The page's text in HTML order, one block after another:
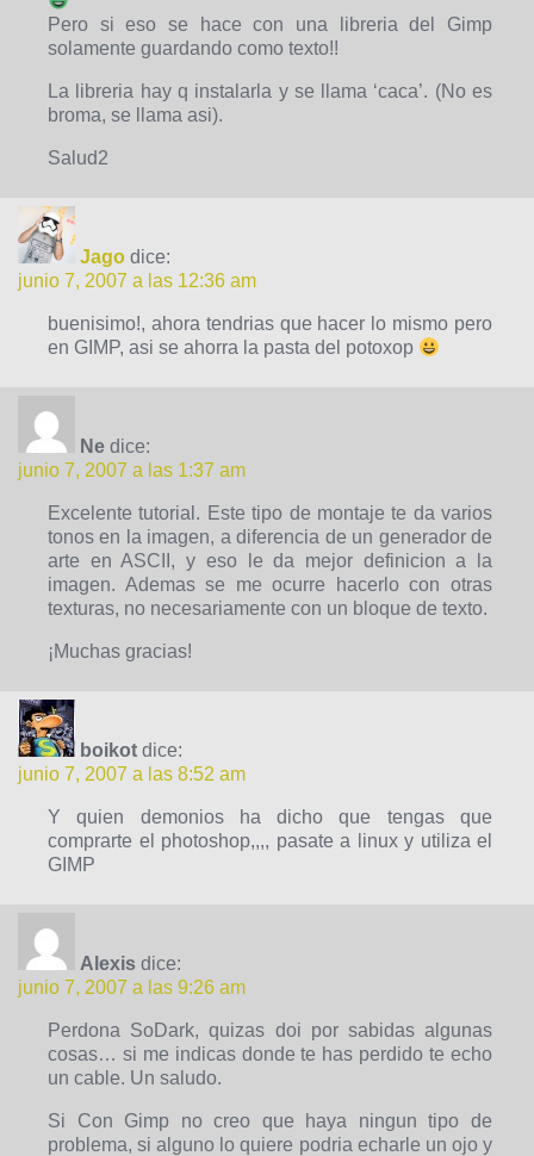
Pero si eso se hace con una libreria del Gimp
solamente guardando como texto!!
La libreria hay q instalarla y se llama ‘caca’. (No es
broma, se llama asi).
Salud2
Jago dice:
junio 7, 2007 a las 12:36 am
buenisimo!, ahora tendrias que hacer lo mismo pero
en GIMP, asi se ahorra la pasta del potoxop
Ne dice:
junio 7, 2007 a las 1:37 am
Excelente tutorial. Este tipo de montaje te da varios
tonos en la imagen, a diferencia de un generador de
arte en ASCII, y eso le da mejor definicion a la
imagen. Ademas se me ocurre hacerlo con otras
texturas, no necesariamente con un bloque de texto.
¡Muchas gracias!
boikot dice:
junio 7, 2007 a las 8:52 am
Y quien demonios ha dicho que tengas que
comprarte el photoshop,,,, pasate a linux y utiliza el
GIMP
Alexis dice:
junio 7, 2007 a las 9:26 am
Perdona SoDark, quizas doi por sabidas algunas
cosas… si me indicas donde te has perdido te echo
un cable. Un saludo.
Si Con Gimp no creo que haya ningun tipo de
problema, si alguno lo quiere podria echarle un ojo y